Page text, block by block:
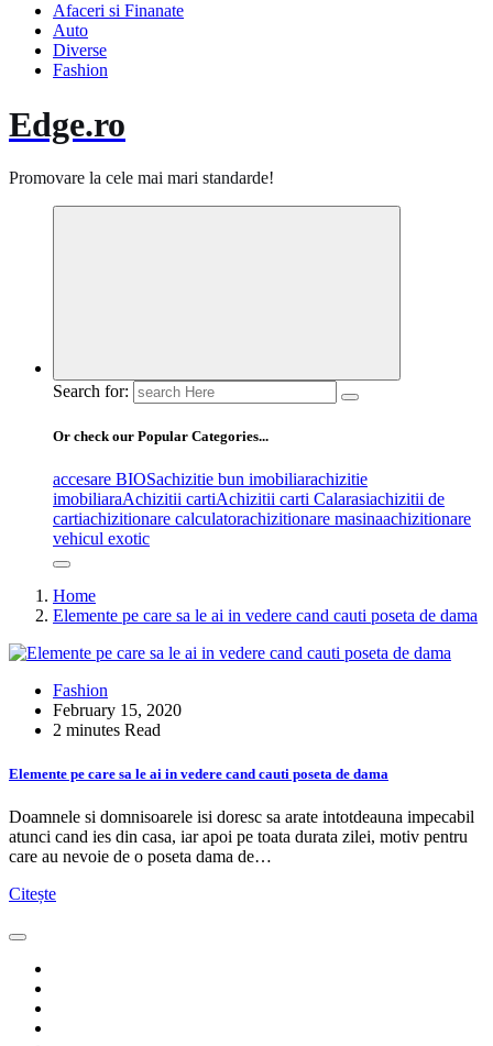
Afaceri si Finanate
Auto
Diverse
Fashion
Edge.ro
Promovare la cele mai mari standarde!
Search for:
Or check our Popular Categories...
accesare BIOSachizitie bun imobiliarachizitie
imobiliaraAchizitii cartiAchizitii carti Calarasiachizitii de
cartiachizitionare calculatorachizitionare masinaachizitionare
vehicul exotic
Home
Elemente pe care sa le ai in vedere cand cauti poseta de dama
Fashion
February 15, 2020
2 minutes Read
Elemente pe care sa le ai in vedere cand cauti poseta de dama
Doamnele si domnisoarele isi doresc sa arate intotdeauna impecabil
atunci cand ies din casa, iar apoi pe toata durata zilei, motiv pentru
care au nevoie de o poseta dama de…
Citește